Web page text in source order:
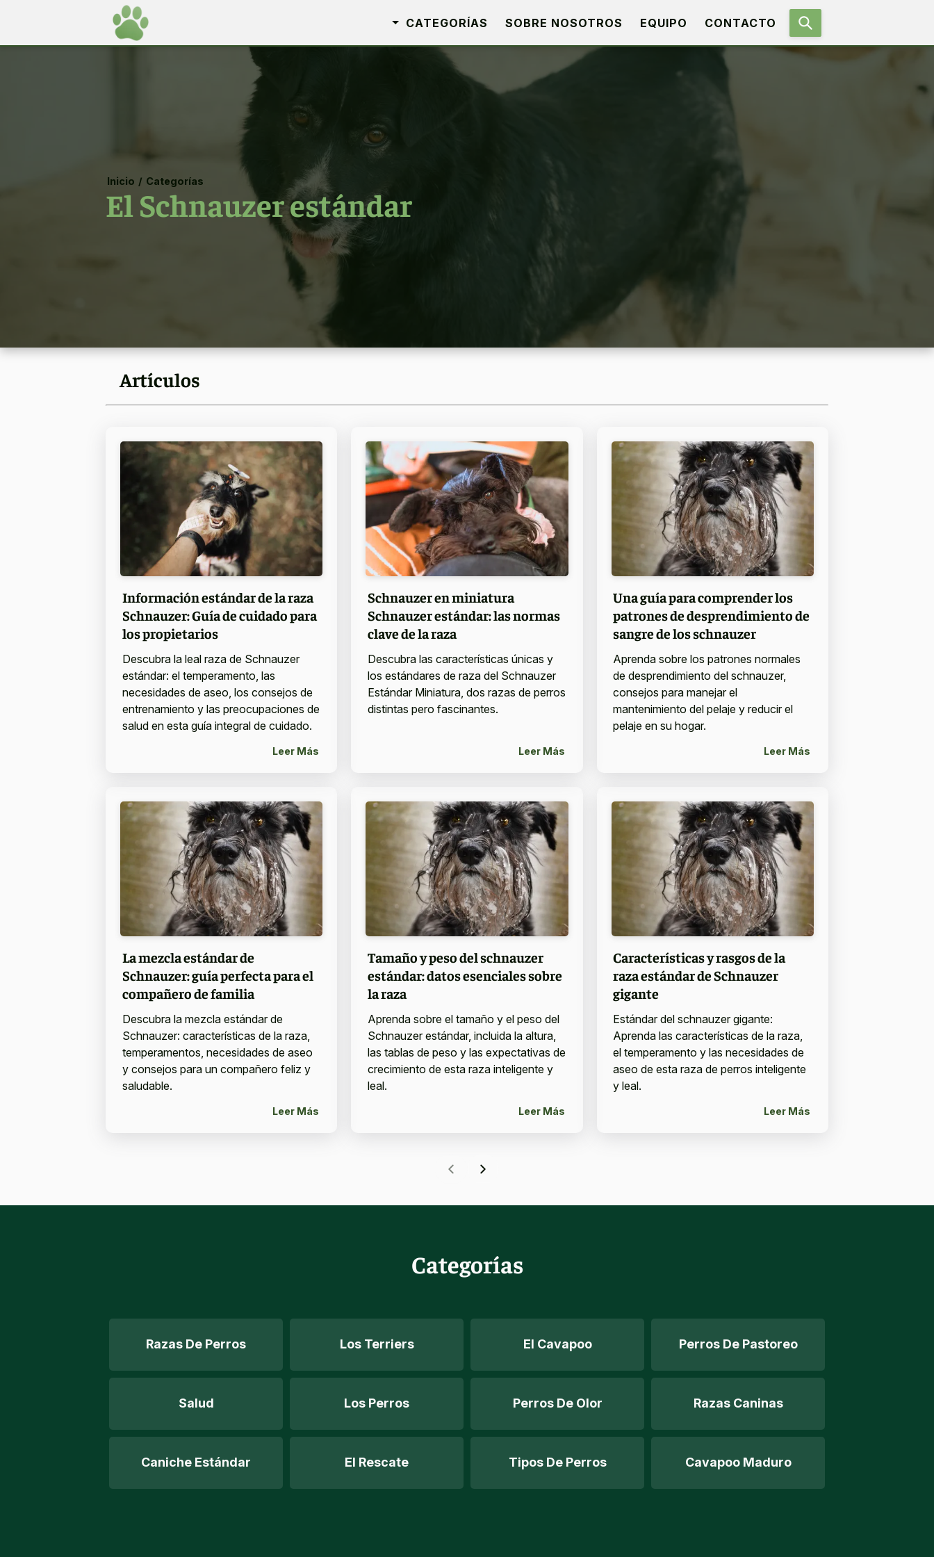
CATEGORÍAS SOBRE NOSOTROS EQUIPO CONTACTO
Inicio / Categorías
El Schnauzer estándar
Artículos
Información estándar de la raza
Schnauzer: Guía de cuidado para
los propietarios
Descubra la leal raza de Schnauzer
estándar: el temperamento, las
necesidades de aseo, los consejos de
entrenamiento y las preocupaciones de
salud en esta guía integral de cuidado.
Leer Más
Schnauzer en miniatura
Schnauzer estándar: las normas
clave de la raza
Descubra las características únicas y
los estándares de raza del Schnauzer
Estándar Miniatura, dos razas de perros
distintas pero fascinantes.
Leer Más
Una guía para comprender los
patrones de desprendimiento de
sangre de los schnauzer
Aprenda sobre los patrones normales
de desprendimiento del schnauzer,
consejos para manejar el
mantenimiento del pelaje y reducir el
pelaje en su hogar.
Leer Más
La mezcla estándar de
Schnauzer: guía perfecta para el
compañero de familia
Descubra la mezcla estándar de
Schnauzer: características de la raza,
temperamentos, necesidades de aseo
y consejos para un compañero feliz y
saludable.
Leer Más
Tamaño y peso del schnauzer
estándar: datos esenciales sobre
la raza
Aprenda sobre el tamaño y el peso del
Schnauzer estándar, incluida la altura,
las tablas de peso y las expectativas de
crecimiento de esta raza inteligente y
leal.
Leer Más
Características y rasgos de la
raza estándar de Schnauzer
gigante
Estándar del schnauzer gigante:
Aprenda las características de la raza,
el temperamento y las necesidades de
aseo de esta raza de perros inteligente
y leal.
Leer Más
Categorías
Razas De Perros Los Terriers El Cavapoo Perros De Pastoreo
Salud Los Perros Perros De Olor Razas Caninas
Caniche Estándar El Rescate Tipos De Perros Cavapoo Maduro